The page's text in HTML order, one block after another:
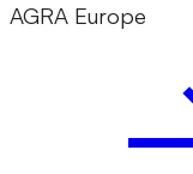
AGRA Europe